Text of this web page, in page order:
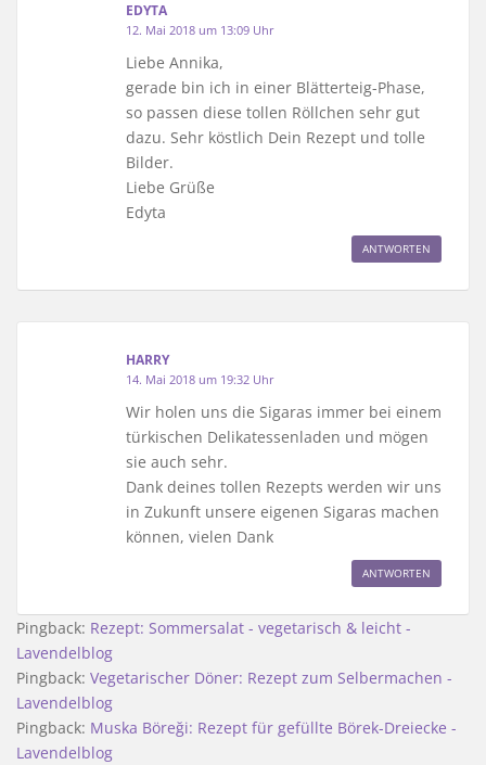
EDYTA
12. Mai 2018 um 13:09 Uhr
Liebe Annika,
gerade bin ich in einer Blätterteig-Phase,
so passen diese tollen Röllchen sehr gut
dazu. Sehr köstlich Dein Rezept und tolle
Bilder.
Liebe Grüße
Edyta
ANTWORTEN
HARRY
14. Mai 2018 um 19:32 Uhr
Wir holen uns die Sigaras immer bei einem
türkischen Delikatessenladen und mögen
sie auch sehr.
Dank deines tollen Rezepts werden wir uns
in Zukunft unsere eigenen Sigaras machen
können, vielen Dank
ANTWORTEN
Pingback: Rezept: Sommersalat - vegetarisch & leicht -
Lavendelblog
Pingback: Vegetarischer Döner: Rezept zum Selbermachen -
Lavendelblog
Pingback: Muska Böreği: Rezept für gefüllte Börek-Dreiecke -
Lavendelblog